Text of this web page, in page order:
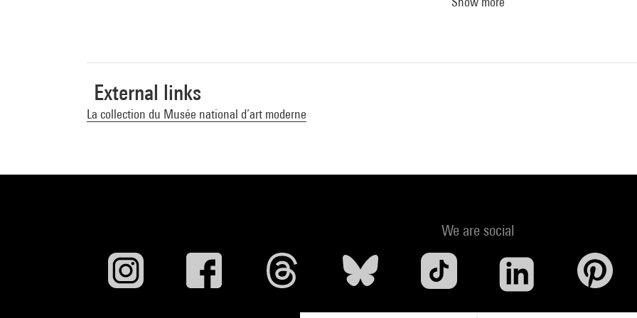
Voir la notice sur le portail de la Bibliothèque Kandinsky
External links
La collection du Musée national d’art moderne
We are social